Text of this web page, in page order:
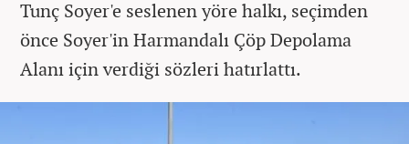
Tunç Soyer'e seslenen yöre halkı, seçimden
önce Soyer'in Harmandalı Çöp Depolama
Alanı için verdiği sözleri hatırlattı.